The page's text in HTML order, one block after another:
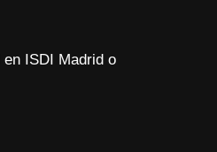
ISDI Madrid o